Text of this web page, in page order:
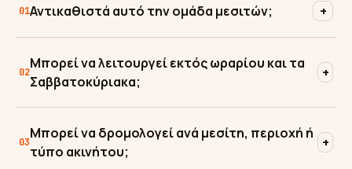
01Αντικαθιστά αυτό την ομάδα μεσιτών; +
02
Μπορεί να λειτουργεί εκτός ωραρίου και τα
Σαββατοκύριακα;
+
03
Μπορεί να δρομολογεί ανά μεσίτη, περιοχή ή
τύπο ακινήτου;
+